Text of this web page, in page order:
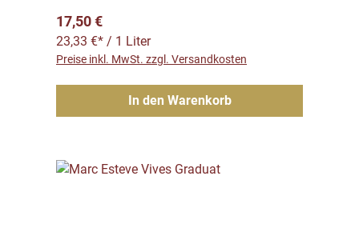
Regulärer Preis:
17,50 €
23,33 €* / 1 Liter
Preise inkl. MwSt. zzgl. Versandkosten
In den Warenkorb